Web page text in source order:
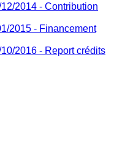
2014 - Contribution
2015 - Financement
2016 - Report crédits